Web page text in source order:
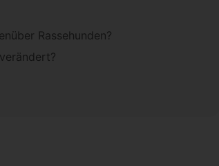
Rassehunden?